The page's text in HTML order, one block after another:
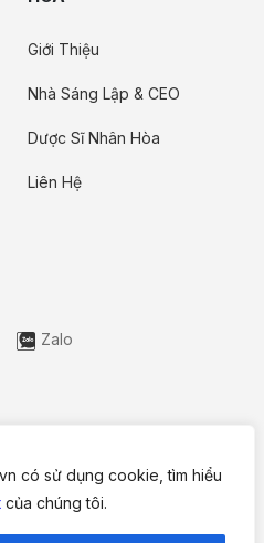
có sử dụng cookie, tìm hiểu
của chúng tôi.
Giới Thiệu
Nhà Sáng Lập & CEO
Dược Sĩ Nhân Hòa
Liên Hệ
Zalo
tính chất nội bộ tham khảo;